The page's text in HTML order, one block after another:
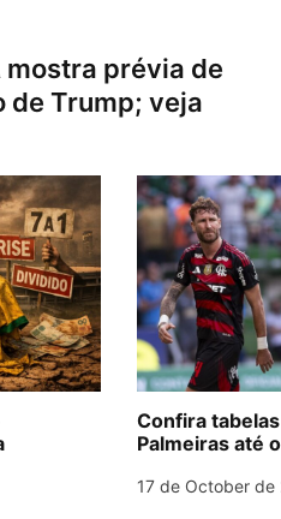
l
e
st
e
dI
n
ar
e
mostra prévia de
de Trump; veja
Confira
Palmeiras até
17 de October de